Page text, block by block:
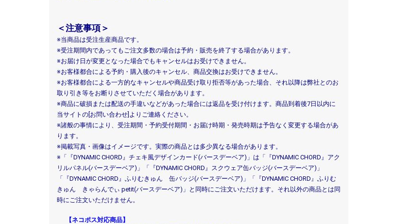
お買い物を続ける カートへ進む
＜注意事項＞
※当商品は受注生産商品です。
※受注期間内であってもご注文多数の場合は予約・販売を終了する場合があります。
※お届け日が変更となった場合でもキャンセルはお受けできません。
※お客様都合による予約・購入後のキャンセル、商品交換はお受けできません。
※お客様都合による一方的なキャンセルや商品受け取り拒否等があった場合、それ以降は弊社とのお
取り引き等をお断りさせていただく場合があります。
※商品に破損または配送の手違いなどがあった場合には返品を受け付けます。商品到着後7日以内に
当サイトの[お問い合わせ]よりご連絡ください。
※諸般の事情により、受注期間・予約受付期間・お届け時期・発売時期は予告なく変更する場合があ
ります。
※掲載写真・画像はイメージです。実際の商品とは多少異なる場合があります。
※「『DYNAMIC CHORD』チェキ風デザインカード(バースデーベア)」は「『DYNAMIC CHORD』アク
リルパネル(バースデーベア)」「『DYNAMIC CHORD』スクウェア缶バッジ(バースデーベア)」
「『DYNAMIC CHORD』ふりむきゅん 缶バッジ(バースデーベア)」「『DYNAMIC CHORD』ふりむ
きゅん きゃらんでぃ petit(バースデーベア)」と同時にご注文いただけます。それ以外の商品とは同
時にご注文いただけません。
【ネコポス対応商品】